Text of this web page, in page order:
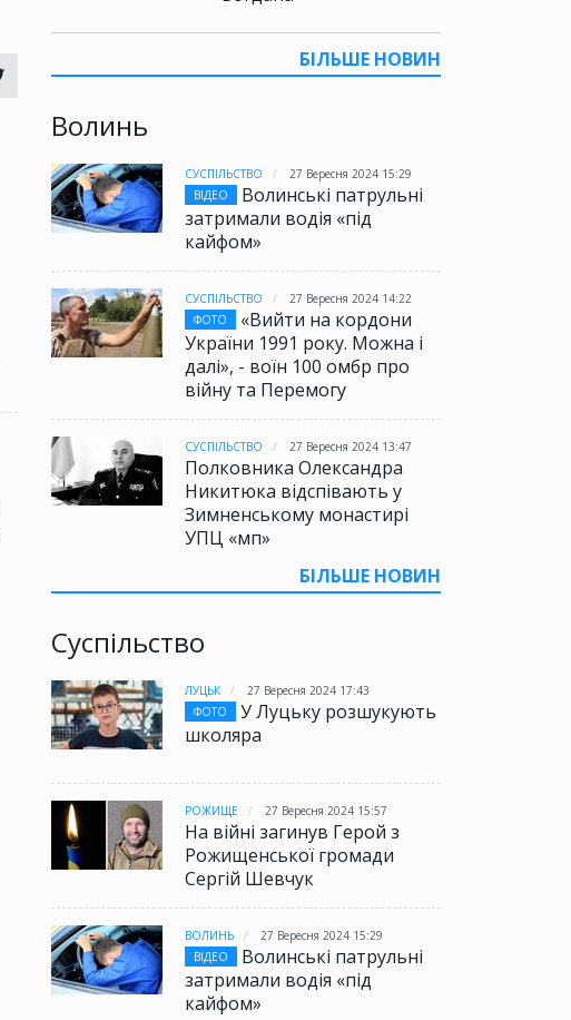
БІЛЬШЕ НОВИН
Волинь
СУСПІЛЬСТВО
27 Вересня 2024 15:29
ВІДЕО
Волинські патрульні
затримали водія «під
кайфом»
СУСПІЛЬСТВО
27 Вересня 2024 14:22
ФОТО
«Вийти на кордони
України 1991 року. Можна і
далі», - воїн 100 омбр про
війну та Перемогу
СУСПІЛЬСТВО 27 Вересня 2024 13:47
Полковника Олександра
Никитюка відспівають у
Зимненському монастирі
УПЦ «мп»
БІЛЬШЕ НОВИН
Суспільство
ЛУЦЬК
27 Вересня 2024 17:43
ФОТО
У Луцьку розшукують
школяра
РОЖИЩЕ 27 Вересня 2024 15:57
На війні загинув Герой з
Рожищенської громади
Сергій Шевчук
ВОЛИНЬ
27 Вересня 2024 15:29
ВІДЕО
Волинські патрульні
затримали водія «під
кайфом»